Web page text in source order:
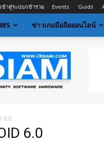
เข้าสู่ระบบ/เข้าร่วม Events Guids
ข่าวเกมมือถือออนไลน์
6.0
6.0